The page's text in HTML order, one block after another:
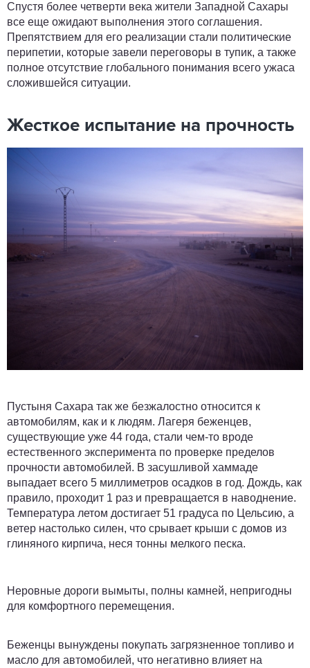
Спустя более четверти века жители Западной Сахары
все еще ожидают выполнения этого соглашения.
Препятствием для его реализации стали политические
перипетии, которые завели переговоры в тупик, а также
полное отсутствие глобального понимания всего ужаса
сложившейся ситуации.
Жесткое испытание на прочность
Пустыня Сахара так же безжалостно относится к
автомобилям, как и к людям. Лагеря беженцев,
существующие уже 44 года, стали чем-то вроде
естественного эксперимента по проверке пределов
прочности автомобилей. В засушливой хаммаде
выпадает всего 5 миллиметров осадков в год. Дождь, как
правило, проходит 1 раз и превращается в наводнение.
Температура летом достигает 51 градуса по Цельсию, а
ветер настолько силен, что срывает крыши с домов из
глиняного кирпича, неся тонны мелкого песка.
Неровные дороги вымыты, полны камней, непригодны
для комфортного перемещения.
Беженцы вынуждены покупать загрязненное топливо и
масло для автомобилей, что негативно влияет на